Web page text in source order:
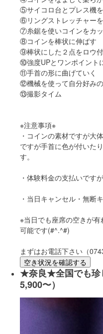
⑤サイコロ台とプレス機
⑥リングストレッチャー
⑦糸鋸を使いコインをカ
⑧コインを棒状に伸ばす
⑨棒状にした２点をロウ
⑩強度UPとワンポイント
⑪手首の形に曲げていく
⑫機械を使って自分好み
⑬撮影タイム
※注意事項※
・コインの素材ですが大
ですが手首に色が付いた
す。
・体験料金の支払いです
・当日キャンセル・無断
※当日でも座席の空きが
可能です(#^.^#)
まずはお電話下さい
空き状況を確認する
★奈良★全国でも珍
5,900〜）